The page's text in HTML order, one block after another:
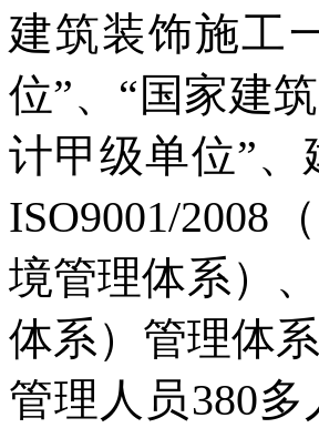
建筑装饰施工
位”、“国家建
计甲级单位”
ISO9001/2008
境管理体系）
体系）管理体
管理人员380